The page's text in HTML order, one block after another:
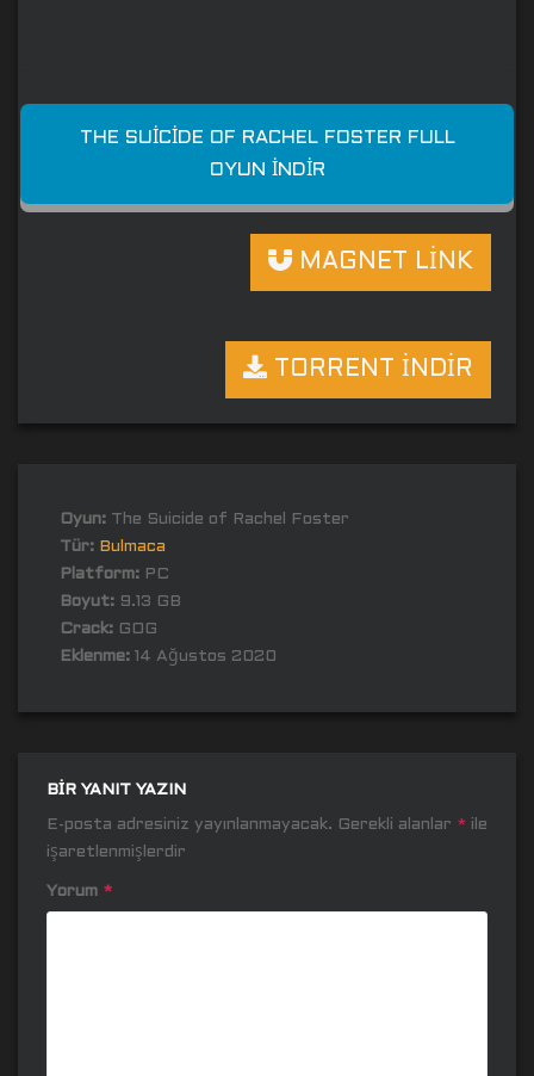
THE SUICIDE OF RACHEL FOSTER FULL
OYUN İNDIR
MAGNET LİNK
TORRENT İNDİR
Oyun: The Suicide of Rachel Foster
Tür: Bulmaca
Platform: PC
Boyut: 9.13 GB
Crack: GOG
Eklenme: 14 Ağustos 2020
BIR YANIT YAZIN
E-posta adresiniz yayınlanmayacak. Gerekli alanlar * ile
işaretlenmişlerdir
Yorum *